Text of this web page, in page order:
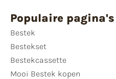
Populaire pagina's
Bestek
Bestekset
Bestekcassette
Mooi Bestek kopen